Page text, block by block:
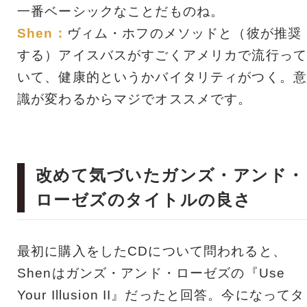
一番ベーシックなことだものね。
Shen： ヴィム・ホフのメソッドと（彼が推奨
する）アイスバスがすごくアメリカで流行って
いて、健康的というかバイタリティがつく。意
識が変わるからマジでオススメです。
改めて気づいたガンズ・アンド・
ローゼズのタイトルの良さ
最初に購入をしたCDについて問われると、
Shenはガンズ・アンド・ローゼズの『Use
Your Illusion II』だったと回答。今になってタ